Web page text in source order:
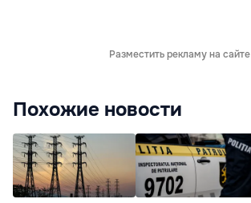
Разместить рекламу на сайте
Похожие новости